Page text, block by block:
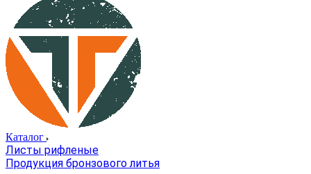
Каталог
Листы рифленые
Продукция бронзового литья